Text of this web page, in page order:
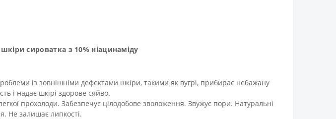
сироватка з 10% ніацинаміду
із зовнішніми дефектами шкіри, такими як вугрі, прибирає небажану
і надає шкірі здорове сяйво.
прохолоди. Забезпечує цілодобове зволоження. Звужує пори. Натуральні
Не залишає липкості.